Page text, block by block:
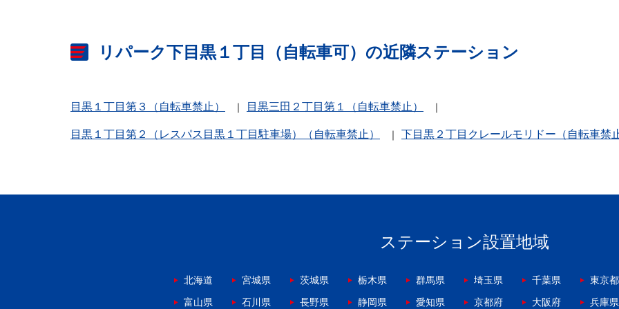
リパーク下目黒１丁目（自転車可）の近隣ステーション
目黒１丁目第３（自転車禁止） 目黒三田２丁目第１（自転車禁止）
目黒１丁目第２（レスパス目黒１丁目駐車場）（自転車禁止） 下目黒２丁目クレールモリドー（自転車禁
ステーション設置地域
北海道 宮城県 茨城県 栃木県 群馬県 埼玉県 千葉県
東京都
富山県
石川県 長野県 静岡県 愛知県 京都府 大阪府 兵庫県